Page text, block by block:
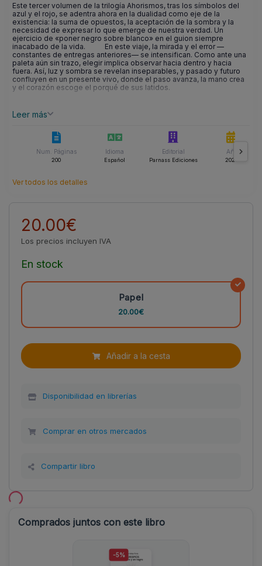
Este tercer volumen de la trilogía Ahorismos, tras los símbolos del
azul y el rojo, se adentra ahora en la dualidad como eje de la
existencia: la suma de opuestos, la aceptación de la sombra y la
necesidad de expresar lo que emerge de nuestra verdad. Un
ejercicio de «poner negro sobre blanco» en el guion siempre
inacabado de la vida. En este viaje, la mirada y el error —
constantes de entregas anteriores— se intensifican. Como ante una
paleta aún sin trazo, elegir implica observar hacia dentro y hacia
fuera. Así, luz y sombra se revelan inseparables, y pasado y futuro
confluyen en un presente vivo, donde el paso avanza, la mano crea
y el corazón escoge el porqué de sus latidos.
Leer más
Num. Páginas
200
Idioma
Español
Editorial
Parnass Ediciones
Año
2026
Ver todos los detalles
20.00€
Los precios incluyen IVA
En stock
Papel
20.00€
Añadir a la cesta
Disponibilidad en librerías
Comprar en otros mercados
Compartir libro
Comprados juntos con este libro
-5%